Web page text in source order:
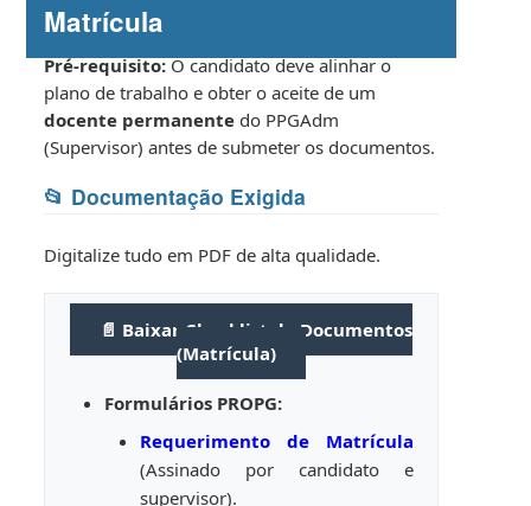
Matrícula
Pré-requisito:O candidato deve alinhar o
plano de trabalho e obter o aceite de um
docente permanente do PPGAdm
(Supervisor) antes de submeter os documentos.
📂 Documentação Exigida
Digitalize tudo em PDF de alta qualidade.
📄 Baixar Checklist de Documentos
(Matrícula)
Formulários PROPG:
Requerimento de Matrícula
(Assinado por candidato e
supervisor).